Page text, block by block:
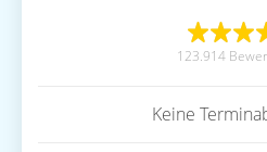
123.914
Keine